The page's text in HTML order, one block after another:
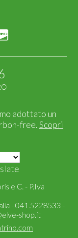
adottato un
free.Scopri
e C. - P.Iva
- 041.5228533 -
shop.it